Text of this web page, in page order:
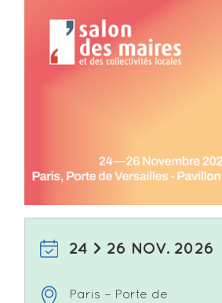
24 > 26 NOV. 2026
Paris – Porte de